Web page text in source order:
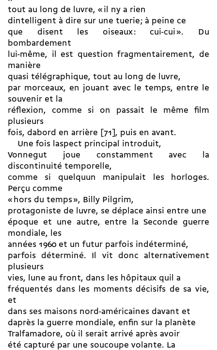
tout au long de luvre, « il ny a rien
dintelligent à dire sur une tuerie ; à peine ce
que disent les oiseaux : cui-cui ». Du
bombardement
lui-même, il est question fragmentairement, de
manière
quasi télégraphique, tout au long de luvre,
par morceaux, en jouant avec le temps, entre le
souvenir et la
réflexion, comme si on passait le même film
plusieurs
fois, dabord en arrière [71], puis en avant.
Une fois laspect principal introduit,
Vonnegut joue constamment avec la
discontinuité temporelle,
comme si quelquun manipulait les horloges.
Perçu comme
« hors du temps », Billy Pilgrim,
protagoniste de luvre, se déplace ainsi entre une
époque et une autre, entre la Seconde guerre
mondiale, les
années 1960 et un futur parfois indéterminé,
parfois déterminé. Il vit donc alternativement
plusieurs
vies, lune au front, dans les hôpitaux quil a
fréquentés dans les moments décisifs de sa vie,
et
dans ses maisons nord-américaines davant et
daprès la guerre mondiale, enfin sur la planète
Tralfamadore, où il serait arrivé après avoir
été capturé par une soucoupe volante. La